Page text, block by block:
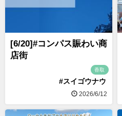
[6/20]#コンパス賑わい商
店街
香取
#スイゴウナウ
2026/6/12